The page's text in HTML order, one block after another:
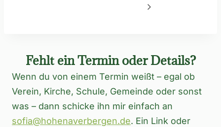
Fehlt ein Termin oder Details?
Wenn du von einem Termin weißt – egal ob
Verein, Kirche, Schule, Gemeinde oder sonst
was – dann schicke ihn mir einfach an
sofia@hohenaverbergen.de. Ein Link oder